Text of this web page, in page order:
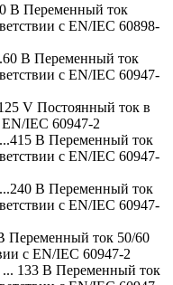
В Переменный ток
с EN/IEC 60898-
В Переменный ток
с EN/IEC 60947-
V Постоянный ток в
EN/IEC 60947-2
В Переменный ток
с EN/IEC 60947-
В Переменный ток
с EN/IEC 60947-
Переменный ток 50/60
с EN/IEC 60947-2
133 В Переменный ток